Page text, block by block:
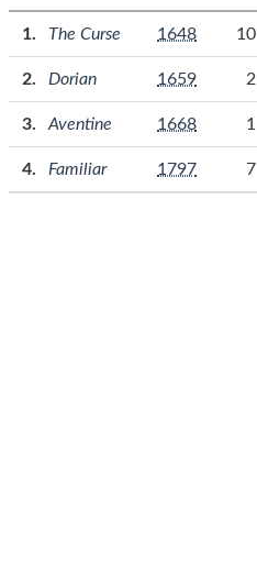
The Curse 1648 10
Dorian 1659 2
Aventine 1668 1
Familiar 1797 7